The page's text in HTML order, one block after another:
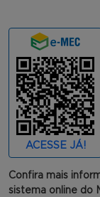
ACESSE JÁ!
Confira mais
sistema online do